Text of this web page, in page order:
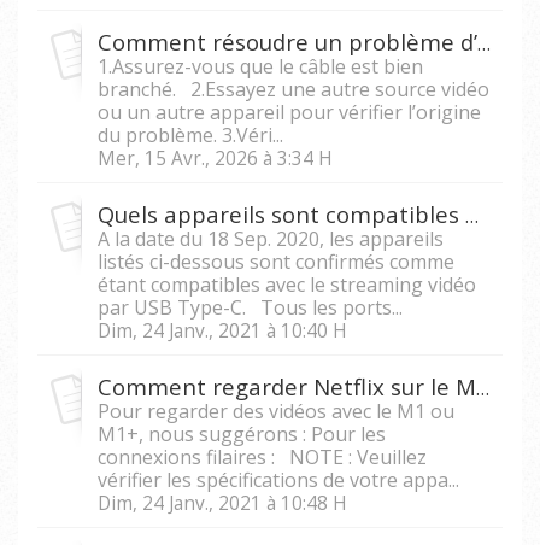
Comment résoudre un problème d’image clignotante sur le projecteur ?
1.Assurez-vous que le câble est bien
branché. 2.Essayez une autre source vidéo
ou un autre appareil pour vérifier l’origine
du problème. 3.Véri...
Mer, 15 Avr., 2026 à 3:34 H
Quels appareils sont compatibles avec le streaming vidéo par USB Type-C sur M1, M1+,M1+G2,M1+V, M2 et X10-4K ?
A la date du 18 Sep. 2020, les appareils
listés ci-dessous sont confirmés comme
étant compatibles avec le streaming vidéo
par USB Type-C. Tous les ports...
Dim, 24 Janv., 2021 à 10:40 H
Comment regarder Netflix sur le M1 ou M1+ avec mon téléphone mobile?
Pour regarder des vidéos avec le M1 ou
M1+, nous suggérons : Pour les
connexions filaires : NOTE : Veuillez
vérifier les spécifications de votre appa...
Dim, 24 Janv., 2021 à 10:48 H